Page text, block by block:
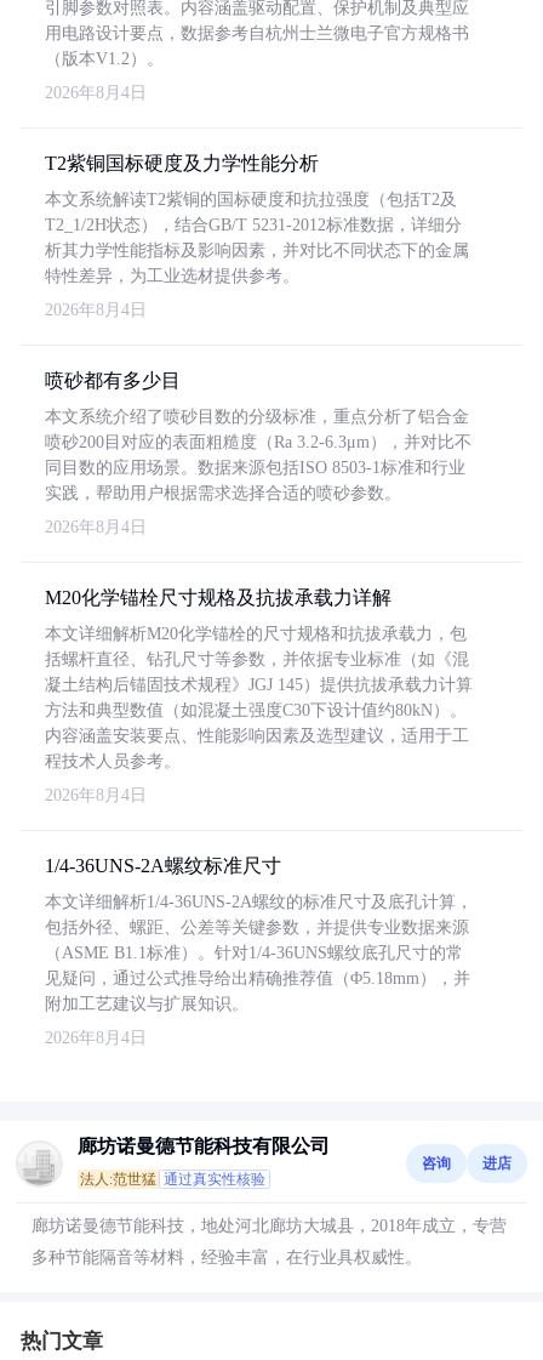
引脚参数对照表。内容涵盖驱动配置、保护机制及典型应
用电路设计要点，数据参考自杭州士兰微电子官方规格书
（版本V1.2）。
2026年8月4日
T2紫铜国标硬度及力学性能分析
本文系统解读T2紫铜的国标硬度和抗拉强度（包括T2及
T2_1/2H状态），结合GB/T 5231-2012标准数据，详细分
析其力学性能指标及影响因素，并对比不同状态下的金属
特性差异，为工业选材提供参考。
2026年8月4日
喷砂都有多少目
本文系统介绍了喷砂目数的分级标准，重点分析了铝合金
喷砂200目对应的表面粗糙度（Ra 3.2-6.3μm），并对比不
同目数的应用场景。数据来源包括ISO 8503-1标准和行业
实践，帮助用户根据需求选择合适的喷砂参数。
2026年8月4日
M20化学锚栓尺寸规格及抗拔承载力详解
本文详细解析M20化学锚栓的尺寸规格和抗拔承载力，包
括螺杆直径、钻孔尺寸等参数，并依据专业标准（如《混
凝土结构后锚固技术规程》JGJ 145）提供抗拔承载力计算
方法和典型数值（如混凝土强度C30下设计值约80kN）。
内容涵盖安装要点、性能影响因素及选型建议，适用于工
程技术人员参考。
2026年8月4日
1/4-36UNS-2A螺纹标准尺寸
本文详细解析1/4-36UNS-2A螺纹的标准尺寸及底孔计算，
包括外径、螺距、公差等关键参数，并提供专业数据来源
（ASME B1.1标准）。针对1/4-36UNS螺纹底孔尺寸的常
见疑问，通过公式推导给出精确推荐值（Φ5.18mm），并
附加工艺建议与扩展知识。
2026年8月4日
廊坊诺曼德节能科技有限公司
法人:范世猛 通过真实性核验
咨询 进店
廊坊诺曼德节能科技，地处河北廊坊大城县，2018年成立，专营
多种节能隔音等材料，经验丰富，在行业具权威性。
热门文章